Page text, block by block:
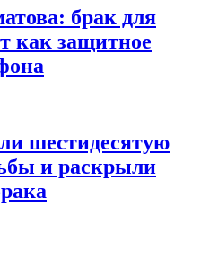
брак для
как защитное
шестидесятую
и раскрыли